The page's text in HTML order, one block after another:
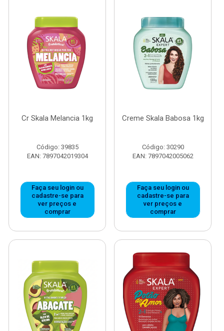
Cr Skala Melancia 1kg
Código: 39835
EAN: 7897042019304
Faça seu login ou
cadastre-se para
ver preços e
comprar
Creme Skala Babosa 1kg
Código: 30290
EAN: 7897042005062
Faça seu login ou
cadastre-se para
ver preços e
comprar